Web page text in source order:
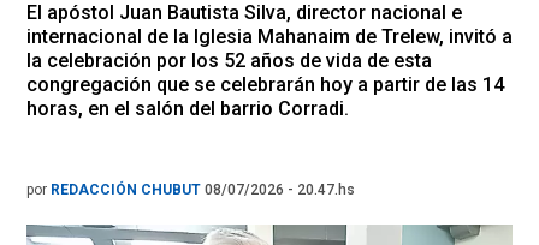
El apóstol Juan Bautista Silva, director nacional e
internacional de la Iglesia Mahanaim de Trelew, invitó a
la celebración por los 52 años de vida de esta
congregación que se celebrarán hoy a partir de las 14
horas, en el salón del barrio Corradi.
por REDACCIÓN CHUBUT 08/07/2026 - 20.47.hs